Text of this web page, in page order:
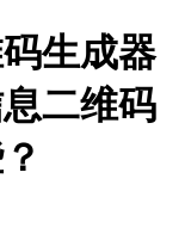
生成器
二维码